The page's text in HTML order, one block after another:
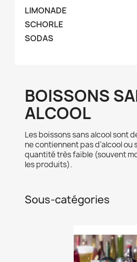
LIMONADE
SCHORLE
SODAS
BOISSONS
ALCOOL
Les boissons sans alcool sont
ne contiennent pas d’alcool ou
quantité très faible (souvent
les produits).
Sous-catégories